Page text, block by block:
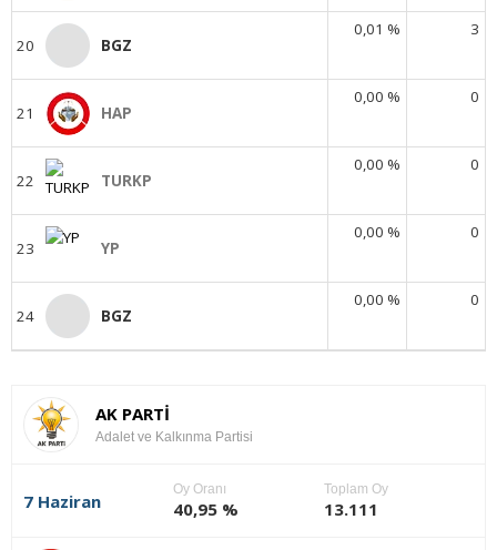
20 BGZ
0,01 % 3
21 HAP
0,00 % 0
22 TURKP
0,00 % 0
23 YP
0,00 % 0
24 BGZ
0,00 % 0
AK PARTİ
Adalet ve Kalkınma Partisi
7 Haziran
Oy Oranı
40,95 %
Toplam Oy
13.111